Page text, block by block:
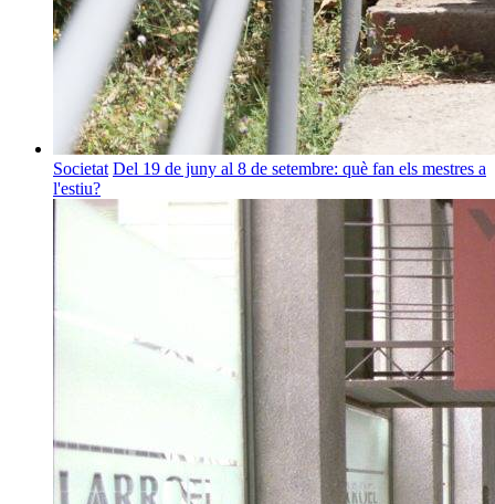
Societat Del 19 de juny al 8 de setembre: què fan els mestres a
l'estiu?